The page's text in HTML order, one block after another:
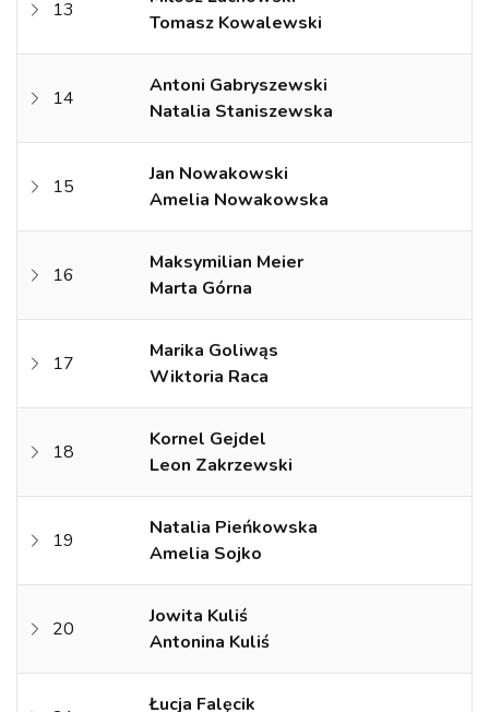
13
Tomasz Kowalewski
14
Antoni Gabryszewski
Natalia Staniszewska
15
Jan Nowakowski
Amelia Nowakowska
16
Maksymilian Meier
Marta Górna
17
Marika Goliwąs
Wiktoria Raca
18
Kornel Gejdel
Leon Zakrzewski
19
Natalia Pieńkowska
Amelia Sojko
20
Jowita Kuliś
Antonina Kuliś
Łucja Falęcik